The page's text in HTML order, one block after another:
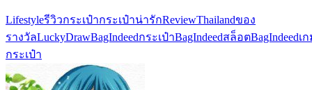
Lifestyleรีวิวกระเป๋ากระเป๋าน่ารักReviewThailandของ
รางวัลLuckyDrawBagIndeedกระเป๋าBagIndeedสล็อตBagIndeedเ
กระเป๋า